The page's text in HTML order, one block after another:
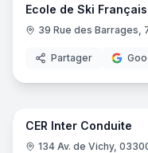
Ecole de Ski
39 Rue des Barrages,
Partager
CER Inter Conduite
134 Av. de Vichy,